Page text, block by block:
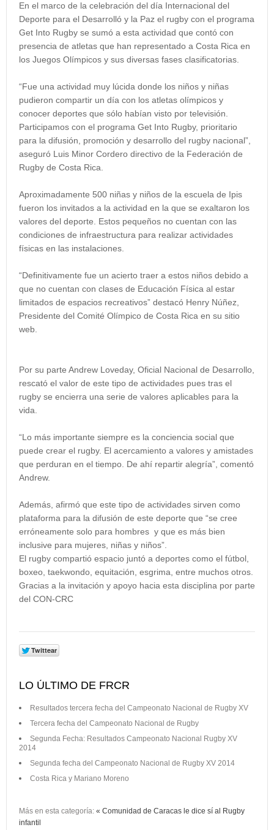
En el marco de la celebración del día Internacional del
Deporte para el Desarrolló y la Paz el rugby con el programa
Get Into Rugby se sumó a esta actividad que contó con
presencia de atletas que han representado a Costa Rica en
los Juegos Olímpicos y sus diversas fases clasificatorias.
“Fue una actividad muy lúcida donde los niños y niñas
pudieron compartir un día con los atletas olímpicos y
conocer deportes que sólo habían visto por televisión.
Participamos con el programa Get Into Rugby, prioritario
para la difusión, promoción y desarrollo del rugby nacional”,
aseguró Luis Minor Cordero directivo de la Federación de
Rugby de Costa Rica.
Aproximadamente 500 niñas y niños de la escuela de Ipis
fueron los invitados a la actividad en la que se exaltaron los
valores del deporte. Estos pequeños no cuentan con las
condiciones de infraestructura para realizar actividades
físicas en las instalaciones.
“Definitivamente fue un acierto traer a estos niños debido a
que no cuentan con clases de Educación Física al estar
limitados de espacios recreativos” destacó Henry Núñez,
Presidente del Comité Olímpico de Costa Rica en su sitio
web.
Por su parte Andrew Loveday, Oficial Nacional de Desarrollo,
rescató el valor de este tipo de actividades pues tras el
rugby se encierra una serie de valores aplicables para la
vida.
“Lo más importante siempre es la conciencia social que
puede crear el rugby. El acercamiento a valores y amistades
que perduran en el tiempo. De ahí repartir alegría”, comentó
Andrew.
Además, afirmó que este tipo de actividades sirven como
plataforma para la difusión de este deporte que “se cree
erróneamente solo para hombres y que es más bien
inclusive para mujeres, niñas y niños”.
El rugby compartió espacio juntó a deportes como el fútbol,
boxeo, taekwondo, equitación, esgrima, entre muchos otros.
Gracias a la invitación y apoyo hacia esta disciplina por parte
del CON-CRC
LO ÚLTIMO DE FRCR
Resultados tercera fecha del Campeonato Nacional de Rugby XV
Tercera fecha del Campeonato Nacional de Rugby
Segunda Fecha: Resultados Campeonato Nacional Rugby XV
2014
Segunda fecha del Campeonato Nacional de Rugby XV 2014
Costa Rica y Mariano Moreno
Más en esta categoría: « Comunidad de Caracas le dice sí al Rugby
infantil